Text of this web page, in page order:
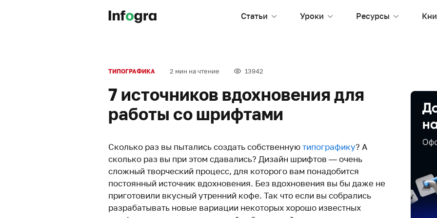
Статьи Уроки Ресурсы
ТИПОГРАФИКА 2 мин на чтение 13942
7 источников вдохновения для
работы со шрифтами
Сколько раз вы пытались создать собственнуютипографику? А
сколько раз вы при этом сдавались? Дизайн шрифтов — очень
сложный творческий процесс, для которого вам понадобится
постоянный источник вдохновения. Без вдохновения вы бы даже не
приготовили вкусный утренний кофе. Так что если вы собрались
разрабатывать новые вариации некоторых хорошо известных